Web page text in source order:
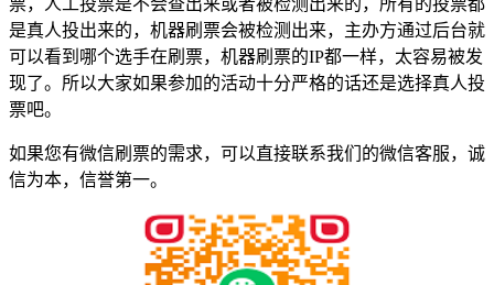
是真人投出来的，机器刷票会被检测出来，主办方通过后台就
可以看到哪个选手在刷票，机器刷票的IP都一样，太容易被发
现了。所以大家如果参加的活动十分严格的话还是选择真人投
票吧。
如果您有微信刷票的需求，可以直接联系我们的微信客服，诚
信为本，信誉第一。